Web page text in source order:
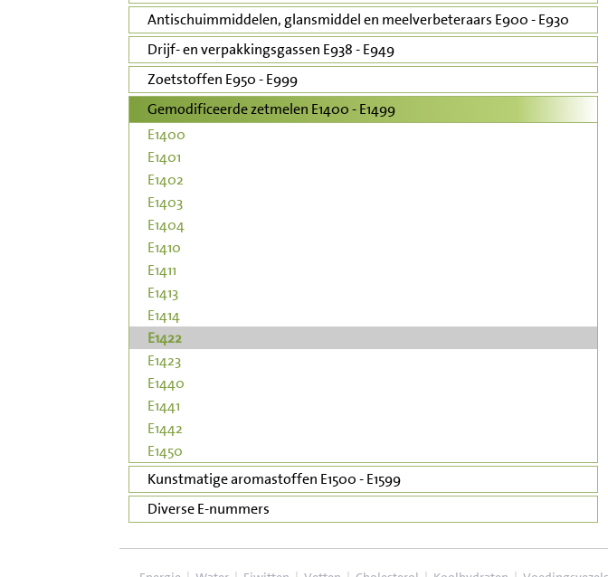
Antischuimmiddelen, glansmiddel en meelverbeteraars E900 - E930
Drijf- en verpakkingsgassen E938 - E949
Zoetstoffen E950 - E999
Gemodificeerde zetmelen E1400 - E1499
E1400
E1401
E1402
E1403
E1404
E1410
E1411
E1413
E1414
E1422
E1423
E1440
E1441
E1442
E1450
Kunstmatige aromastoffen E1500 - E1599
Diverse E-nummers